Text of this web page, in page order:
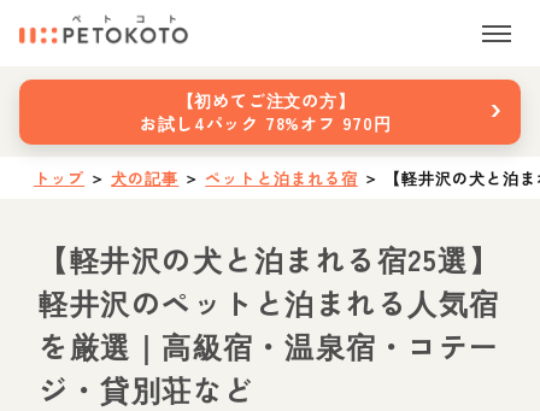
【初めてご注文の方】
お試し4パック 78%オフ 970円
›
トップ ＞ 犬の記事 ＞ ペットと泊まれる宿 ＞ 【軽井沢の犬と泊
【軽井沢の犬と泊まれる宿25選】
軽井沢のペットと泊まれる人気宿
を厳選｜高級宿・温泉宿・コテー
ジ・貸別荘など